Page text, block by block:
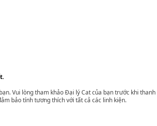
Vui lòng tham khảo Đại lý Cat của bạn trước khi
bảo tính tương thích với tất cả các linh kiện.